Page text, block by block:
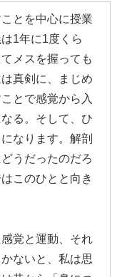
とを中心に授業
1年に1度くら
メスを握っても
真剣に、まじめ
とで感覚から入
る。そして、ひ
なります。解剖
うだったのだろ
このひとと向き
覚と運動、それ
ないと、私は思